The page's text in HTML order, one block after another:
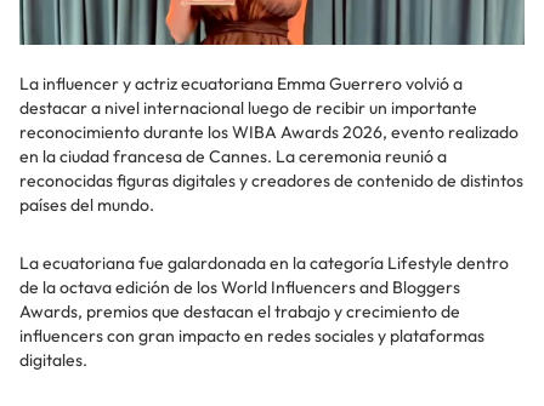
La influencer y actriz ecuatoriana Emma Guerrero volvió a
destacar a nivel internacional luego de recibir un importante
reconocimiento durante los WIBA Awards 2026, evento realizado
en la ciudad francesa de Cannes. La ceremonia reunió a
reconocidas figuras digitales y creadores de contenido de distintos
países del mundo.
La ecuatoriana fue galardonada en la categoría Lifestyle dentro
de la octava edición de los World Influencers and Bloggers
Awards, premios que destacan el trabajo y crecimiento de
influencers con gran impacto en redes sociales y plataformas
digitales.